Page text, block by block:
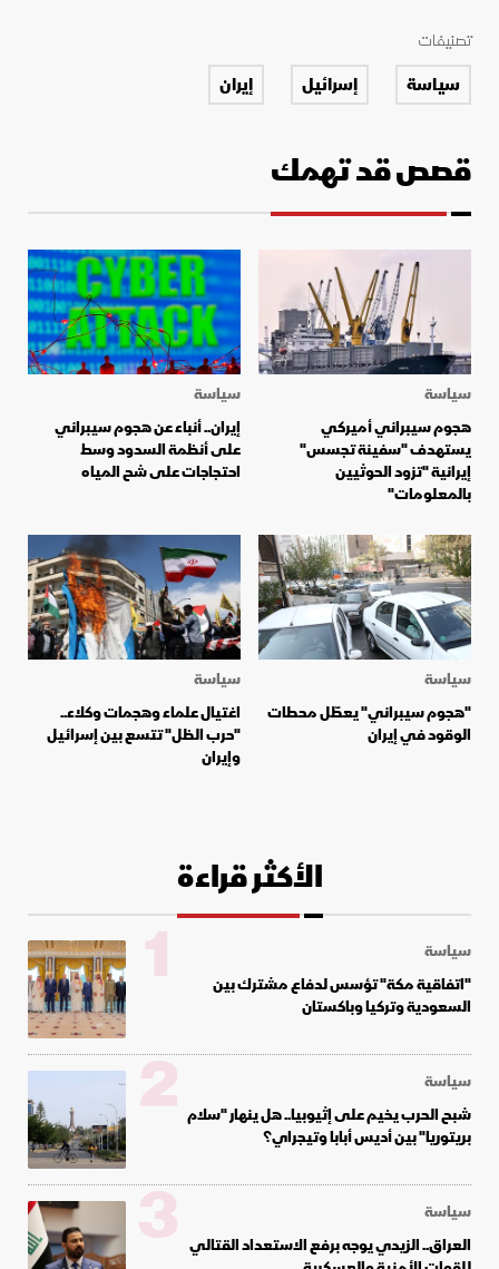
تصنيفات
سياسة إسرائيل إيران
قصص قد تهمك
سياسة
هجوم سيبراني أميركي
يستهدف "سفينة تجسس"
إيرانية "تزود الحوثيين
بالمعلومات"
سياسة
إيران.. أنباء عن هجوم سيبراني
على أنظمة السدود وسط
احتجاجات على شح المياه
سياسة
"هجوم سيبراني" يعطّل محطات
الوقود في إيران
سياسة
اغتيال علماء وهجمات وكلاء..
"حرب الظل" تتسع بين إسرائيل
وإيران
الأكثر قراءة
سياسة
"اتفاقية مكة" تؤسس لدفاع مشترك بين
السعودية وتركيا وباكستان
1
سياسة
شبح الحرب يخيم على إثيوبيا.. هل ينهار "سلام
بريتوريا" بين أديس أبابا وتيجراي؟
2
سياسة
العراق.. الزيدي يوجه برفع الاستعداد القتالي 3